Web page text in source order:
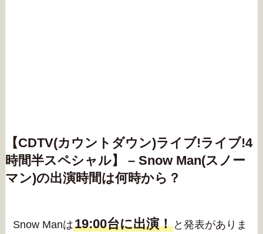
【CDTV(カウントダウン)ライブ!ライブ!4
時間半スペシャル】 – Snow Man(スノー
マン)の出演時間は何時から？
Snow Manは19:00台に出演！ と発表がありま